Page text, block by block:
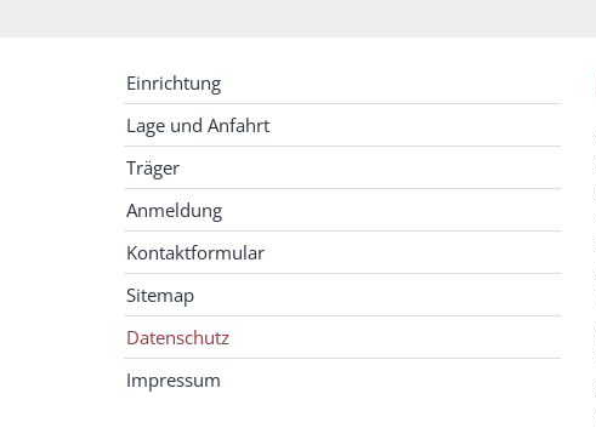
Einrichtung
Lage und Anfahrt
Träger
Anmeldung
Kontaktformular
Sitemap
Datenschutz
Impressum